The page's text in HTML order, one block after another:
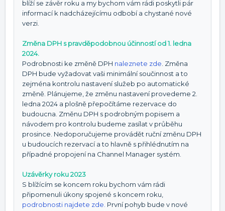
blíží se závěr roku a my bychom vám rádi poskytli pár
informací k nadcházejícímu odbobí a chystané nové
verzi.
Změna DPH s pravděpodobnou účinností od 1. ledna
2024.
Podrobnosti ke změně DPH naleznete zde . Změna
DPH bude vyžadovat vaši minimální součinnost a to
zejména kontrolu nastavení služeb po automatické
změně. Plánujeme, že změnu nastavení provedeme 2.
ledna 2024 a plošně přepočítáme rezervace do
budoucna. Změnu DPH s podrobným popisem a
návodem pro kontrolu budeme zasílat v průběhu
prosince. Nedoporučujeme provádět ruční změnu DPH
u budoucích rezervací a to hlavně s přihlédnutím na
případné propojení na Channel Manager systém.
Uzávěrky roku 2023
S blížícím se koncem roku bychom vám rádi
připomenuli úkony spojené s koncem roku,
podrobnosti najdete zde. První pohyb bude v nové